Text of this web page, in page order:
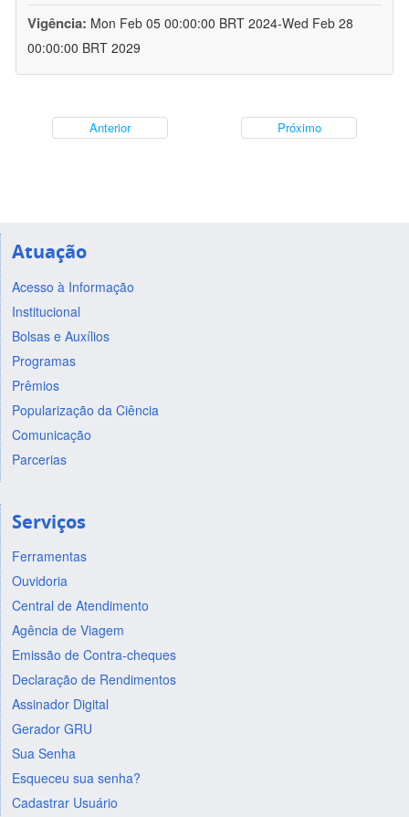
Vigência: Mon Feb 05 00:00:00 BRT 2024-Wed Feb 28
00:00:00 BRT 2029
Anterior Próximo
Atuação
Acesso à Informação
Institucional
Bolsas e Auxílios
Programas
Prêmios
Popularização da Ciência
Comunicação
Parcerias
Serviços
Ferramentas
Ouvidoria
Central de Atendimento
Agência de Viagem
Emissão de Contra-cheques
Declaração de Rendimentos
Assinador Digital
Gerador GRU
Sua Senha
Esqueceu sua senha?
Cadastrar Usuário